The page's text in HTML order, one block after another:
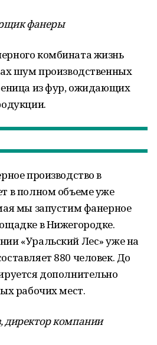
фанеры
комбината жизнь
шум производственных
из фур, ожидающих
производство в
в полном объеме уже
мы запустим фанерное
в Нижегородке.
«Уральский Лес» уже на
880 человек. До
дополнительно
рабочих мест.
директор компании